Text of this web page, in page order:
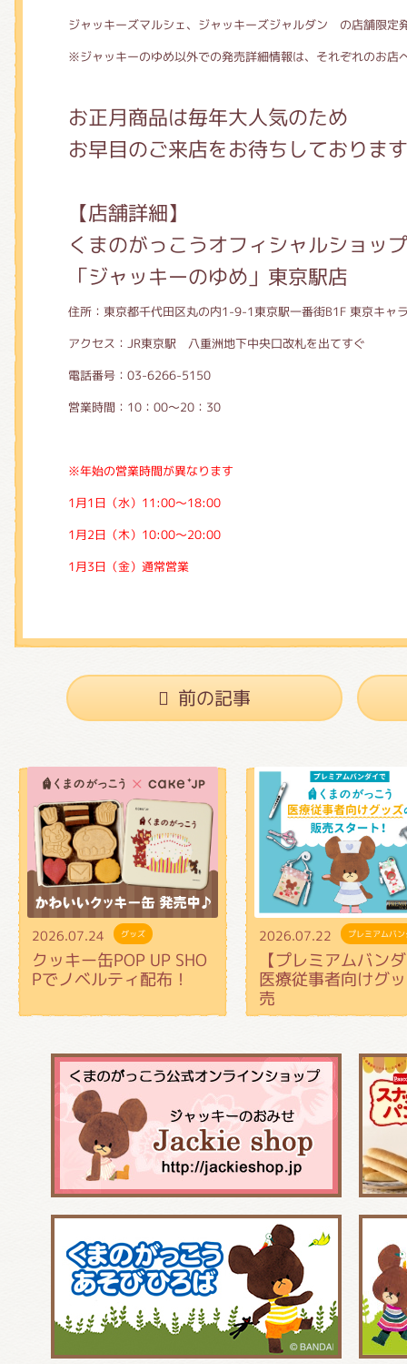
ジャッキーズマルシェ、ジャッキーズジャルダン の店舗限定
※ジャッキーのゆめ以外での発売詳細情報は、それぞれのお店
お正月商品は毎年大人気のため
お早目のご来店をお待ちしておりま
【店舗詳細】
くまのがっこうオフィシャルショップ
「ジャッキーのゆめ」東京駅店
住所：東京都千代田区丸の内1-9-1東京駅一番街B1F 東京キャ
アクセス：JR東京駅 八重洲地下中央口改札を出てすぐ
電話番号：03-6266-5150
営業時間：10：00～20：30
※年始の営業時間が異なります
1月1日（水）11:00～18:00
1月2日（木）10:00～20:00
1月3日（金）通常営業
前の記事
2026.07.24 グッズ
クッキー缶POP UP SHO
Pでノベルティ配布！
2026.07.22 プレミアムバ
【プレミアムバン
医療従事者向けグ
売